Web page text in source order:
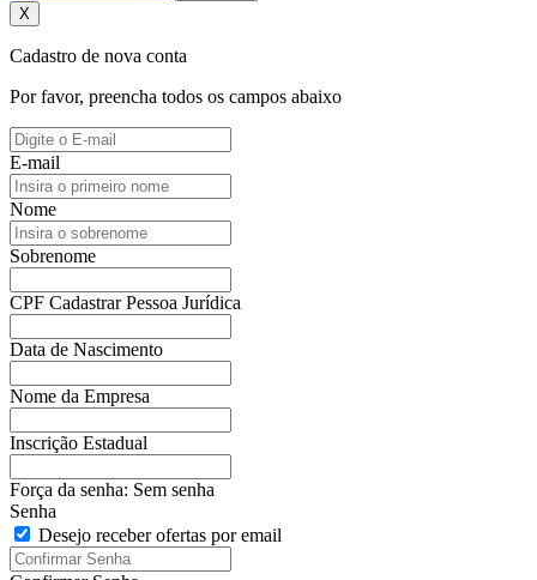
X
Cadastro de nova conta
Por favor, preencha todos os campos abaixo
E-mail
Nome
Sobrenome
CPF Cadastrar Pessoa Jurídica
Data de Nascimento
Nome da Empresa
Inscrição Estadual
Força da senha: Sem senha
Senha
Desejo receber ofertas por email